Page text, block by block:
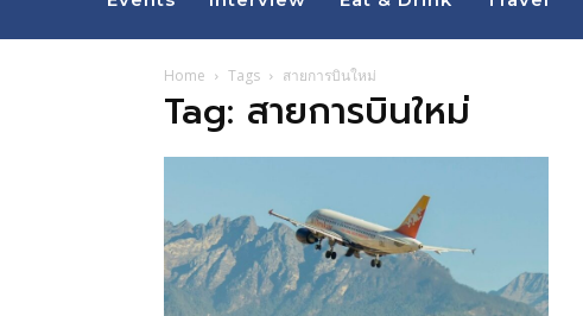
Home Tags สายการบินใหม่
Tag: สายการบินใหม่